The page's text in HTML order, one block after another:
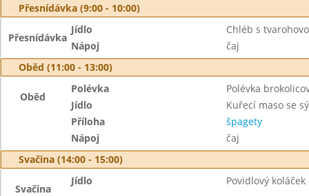
Přesnídávka (9:00 - 10:00)
Přesnídávka
Jídlo
Chléb s
Nápoj
čaj
Oběd (11:00 - 13:00)
Oběd
Polévka
Polévka
Jídlo
Kuřecí maso se
Příloha
špagety
Nápoj
čaj
Svačina (14:00 - 15:00)
Svačina
Jídlo Povidlový koláček